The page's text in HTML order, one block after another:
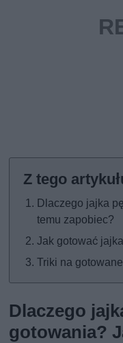
Dlaczego jajka
temu zapobiec?
Jak gotować
Triki na
Dlaczego
gotowania?